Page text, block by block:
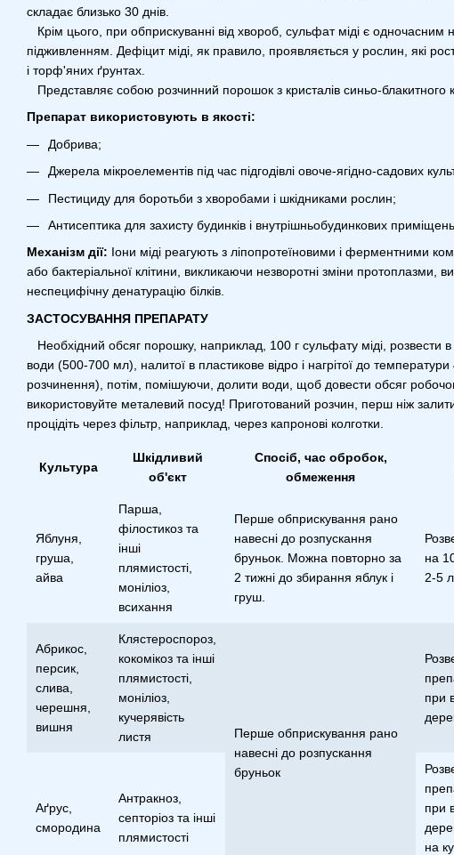
складає близько 30 днів.
Крім цього, при обприскуванні від хвороб, сульфат міді є одночасним
підживленням. Дефіцит міді, як правило, проявляється у рослин, які
і торф'яних ґрунтах.
Представляє собою розчинний порошок з кристалів синьо-блакитного
Препарат використовують в якості:
Добрива;
Джерела мікроелементів під час підгодівлі овоче-ягідно-садових
Пестициду для боротьби з хворобами і шкідниками рослин;
Антисептика для захисту будинків і внутрішньобудинкових приміщень
Механізм дії: Іони міді реагують з ліпопротеїновими і ферментними
або бактеріальної клітини, викликаючи незворотні зміни протоплазми,
неспецифічну денатурацію білків.
ЗАСТОСУВАННЯ ПРЕПАРАТУ
Необхідний обсяг порошку, наприклад, 100 г сульфату міді, розвести в
води (500-700 мл), налитої в пластикове відро і нагрітої до
розчинення), потім, помішуючи, долити води, щоб довести обсяг
використовуйте металевий посуд! Приготований розчин, перш ніж
процідіть через фільтр, наприклад, через капронові колготки.
Культура
Шкідливий
об'єкт
Спосіб, час обробок,
обмеження
Яблуня,
груша,
айва
Парша,
філостикоз та
інші
плямистості,
моніліоз,
всихання
Перше обприскування рано
навесні до розпускання
бруньок. Можна повторно за
2 тижні до збирання яблук і
груш.
на
2-5
Абрикос,
персик,
слива,
черешня,
вишня
Клястероспороз,
кокомікоз та інші
плямистості,
моніліоз,
кучерявість
листя
Перше обприскування рано
навесні до розпускання
бруньок
при
Аґрус,
смородина
Антракноз,
септоріоз та інші
плямистості
при
на